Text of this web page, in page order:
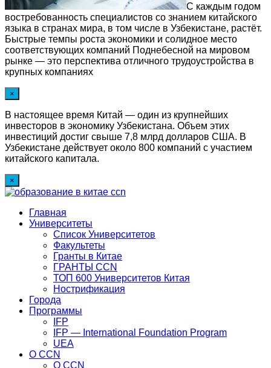
С каждым годом
востребованность специалистов со знанием китайского
языка в странах мира, в том числе в Узбекистане, растёт.
Быстрые темпы роста экономики и солидное место
соответствующих компаний Поднебесной на мировом
рынке — это перспектива отличного трудоустройства в
крупных компаниях
×
В настоящее время Китай — один из крупнейших
инвесторов в экономику Узбекистана. Объем этих
инвестиций достиг свыше 7,8 млрд долларов США. В
Узбекистане действует около 800 компаний с участием
китайского капитала.
×
Главная
Университеты
Список Университетов
Факультеты
Гранты в Китае
ГРАНТЫ ССN
ТОП 600 Университетов Китая
Нострификация
Города
Программы
IFP
IFP — International Foundation Program
UEA
О CCN
О CCN